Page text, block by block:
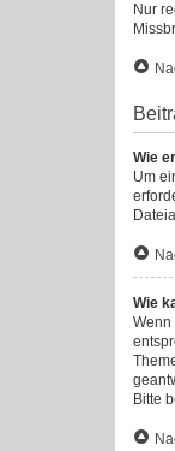
Nur
Wie
Um
Wie
Wenn
Bitte